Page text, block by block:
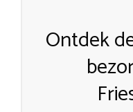
Ontdek